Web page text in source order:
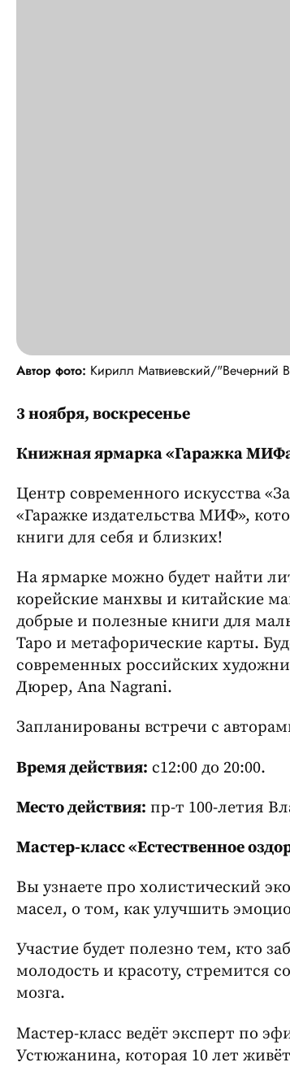
Автор фото: Кирилл Матвиевский/"Вечерний
3 ноября, воскресенье
Книжная ярмарка «Гаражка
Центр современного искусства
«Гаражке издательства МИФ»,
книги для себя и близких!
На ярмарке можно будет найти
корейские манхвы и китайские
добрые и полезные книги для
Таро и метафорические карты.
современных российских
Дюрер, Ana Nagrani.
Запланированы встречи с
Время действия: с12:00 до 20:00.
Место действия: пр-т 100-летия
Мастер-класс «Естественное
Вы узнаете про холистический
масел, о том, как улучшить
Участие будет полезно тем, кто
молодость и красоту, стремится
мозга.
Мастер-класс ведёт эксперт по
Устюжанина, которая 10 лет